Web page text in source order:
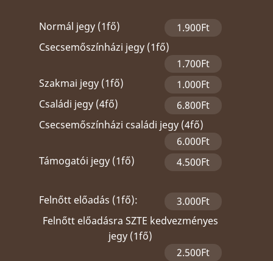
Normál jegy (1fő)
1.900Ft
Csecsemőszínházi jegy (1fő)
1.700Ft
Szakmai jegy (1fő)
1.000Ft
Családi jegy (4fő)
6.800Ft
Csecsemőszínházi családi jegy (4fő)
6.000Ft
Támogatói jegy (1fő)
4.500Ft
Felnőtt előadás (1fő):
3.000Ft
Felnőtt előadásra SZTE kedvezményes
jegy (1fő)
2.500Ft